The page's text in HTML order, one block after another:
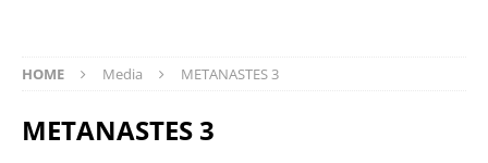
HOME Media METANASTES 3
METANASTES 3